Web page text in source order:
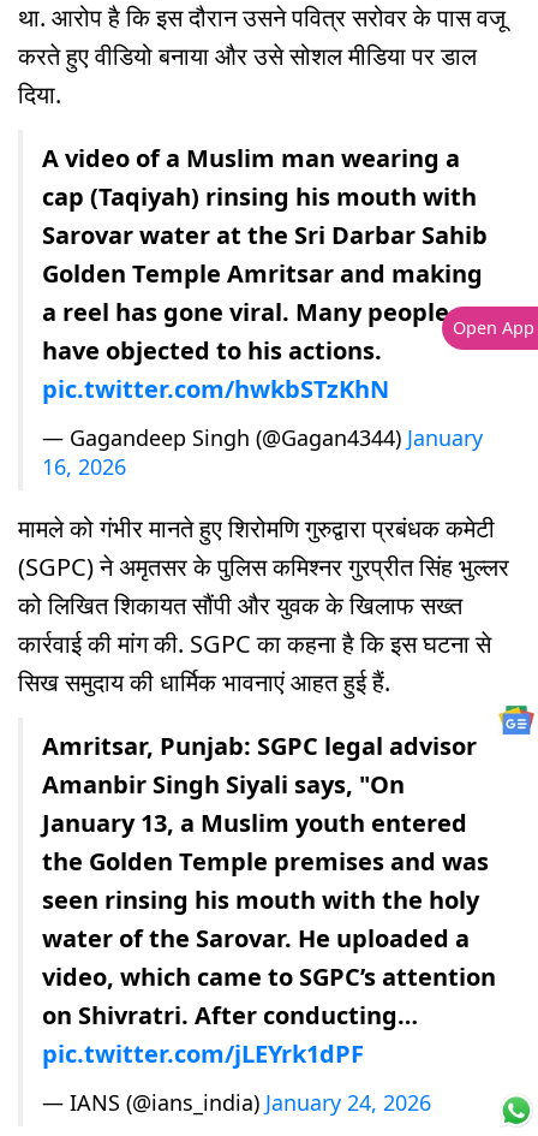
था. आरोप है कि इस दौरान उसने पवित्र सरोवर के पास वजू
करते हुए वीडियो बनाया और उसे सोशल मीडिया पर डाल
दिया.
A video of a Muslim man wearing a
cap (Taqiyah) rinsing his mouth with
Sarovar water at the Sri Darbar Sahib
Golden Temple Amritsar and making
a reel has gone viral. Many people
have objected to his actions.
pic.twitter.com/hwkbSTzKhN
— Gagandeep Singh (@Gagan4344) January
16, 2026
मामले को गंभीर मानते हुए शिरोमणि गुरुद्वारा प्रबंधक कमेटी
(SGPC) ने अमृतसर के पुलिस कमिश्नर गुरप्रीत सिंह भुल्लर
को लिखित शिकायत सौंपी और युवक के खिलाफ सख्त
कार्रवाई की मांग की. SGPC का कहना है कि इस घटना से
सिख समुदाय की धार्मिक भावनाएं आहत हुई हैं.
Amritsar, Punjab: SGPC legal advisor
Amanbir Singh Siyali says, "On
January 13, a Muslim youth entered
the Golden Temple premises and was
seen rinsing his mouth with the holy
water of the Sarovar. He uploaded a
video, which came to SGPC’s attention
on Shivratri. After conducting…
pic.twitter.com/jLEYrk1dPF
— IANS (@ians_india) January 24, 2026
Open App